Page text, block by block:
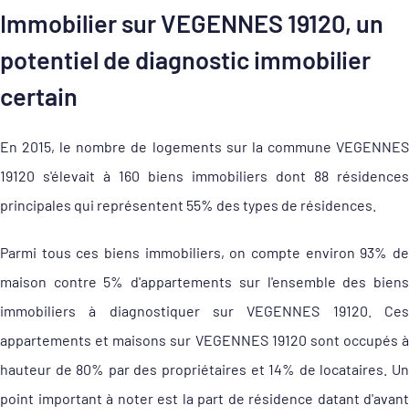
Immobilier sur VEGENNES 19120, un
potentiel de diagnostic immobilier
certain
En 2015, le nombre de logements sur la commune VEGENNES
19120 s'élevait à 160 biens immobiliers dont 88 résidences
principales qui représentent 55% des types de résidences.
Parmi tous ces biens immobiliers, on compte environ 93% de
maison contre 5% d'appartements sur l'ensemble des biens
immobiliers à diagnostiquer sur VEGENNES 19120. Ces
appartements et maisons sur VEGENNES 19120 sont occupés à
hauteur de 80% par des propriétaires et 14% de locataires. Un
point important à noter est la part de résidence datant d'avant